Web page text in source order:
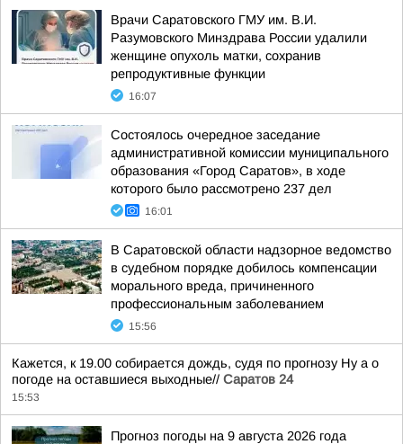
Врачи Саратовского ГМУ им. В.И.
Разумовского Минздрава России удалили
женщине опухоль матки, сохранив
репродуктивные функции
16:07
Состоялось очередное заседание
административной комиссии муниципального
образования «Город Саратов», в ходе
которого было рассмотрено 237 дел
16:01
В Саратовской области надзорное ведомство
в судебном порядке добилось компенсации
морального вреда, причиненного
профессиональным заболеванием
15:56
Кажется, к 19.00 собирается дождь, судя по прогнозу Ну а о
погоде на оставшиеся выходные// Саратов 24
15:53
Прогноз погоды на 9 августа 2026 года